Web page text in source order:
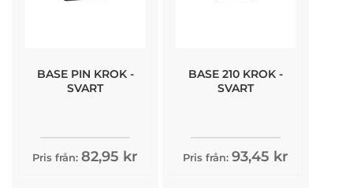
BASE PIN KROK -
SVART
Pris från: 82,95 kr
BASE 210 KROK -
SVART
Pris från: 93,45 kr